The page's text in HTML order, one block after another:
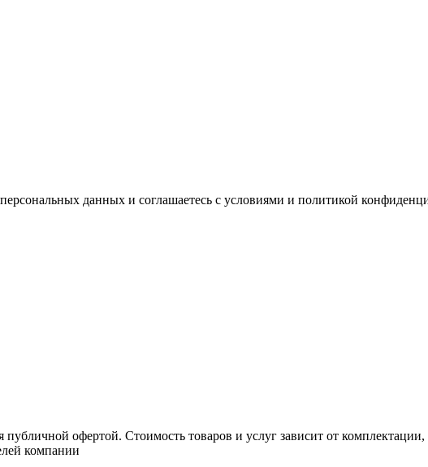
данных и соглашаетесь с условиями и политикой
офертой. Стоимость товаров и услуг зависит от
компании